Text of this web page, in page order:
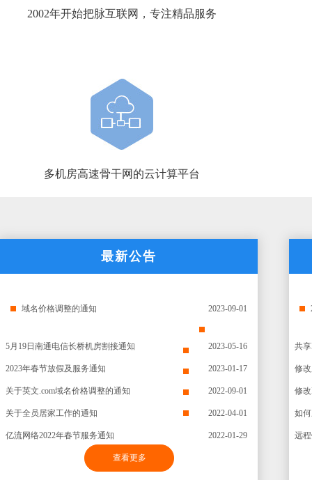
2002年开始把脉互联网，专注精品服务
多机房高速骨干网的云计算平台
最新公告
域名价格调整的通知 2023-09-01
5月19日南通电信长桥机房割接通知 2023-05-16
2023年春节放假及服务通知 2023-01-17
关于英文.com域名价格调整的通知 2022-09-01
关于全员居家工作的通知 2022-04-01
亿流网络2022年春节服务通知 2022-01-29
查看更多
共
修
修
如